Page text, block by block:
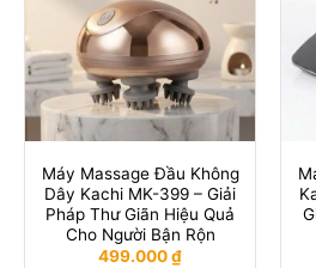
Máy Massage Đầu Không
Dây Kachi MK-399 – Giải
Pháp Thư Giãn Hiệu Quả
Cho Người Bận Rộn
499.000₫